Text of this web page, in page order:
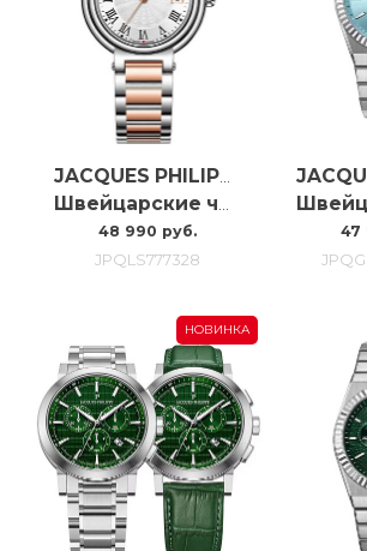
JACQUES PHILIPPE
Швейцарские часы Jacques Philippe Fabula JPQLS777328
48 990 руб.
JPQLS777328
47
НОВИНКА